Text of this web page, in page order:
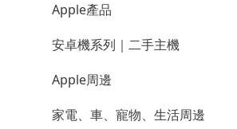
Apple產品
安卓機系列｜二手主機
Apple周邊
家電、車、寵物、生活周邊